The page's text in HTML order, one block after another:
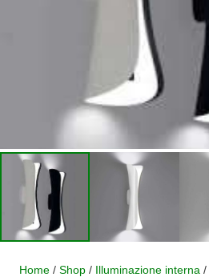
Home / Shop / Illuminazione interna /